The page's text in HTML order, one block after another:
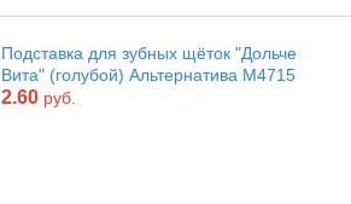
Подставка для зубных щёток "Дольче
Вита" (голубой) Альтернатива М4715
2.60 руб.